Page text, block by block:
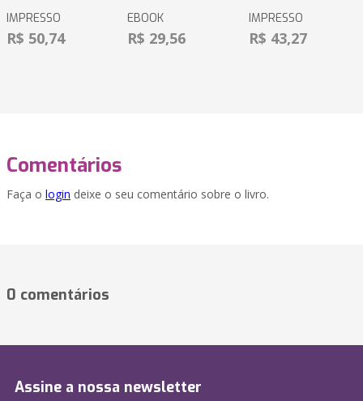
IMPRESSO
R$ 50,74
EBOOK
R$ 29,56
IMPRESSO
R$ 43,27
Comentários
Faça o login deixe o seu comentário sobre o livro.
0 comentários
Assine a nossa newsletter